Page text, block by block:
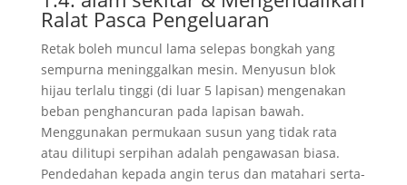
Ralat Pasca Pengeluaran
Retak boleh muncul lama selepas bongkah yang
sempurna meninggalkan mesin. Menyusun blok
hijau terlalu tinggi (di luar 5 lapisan) mengenakan
beban penghancuran pada lapisan bawah.
Menggunakan permukaan susun yang tidak rata
atau dilitupi serpihan adalah pengawasan biasa.
Pendedahan kepada angin terus dan matahari serta-